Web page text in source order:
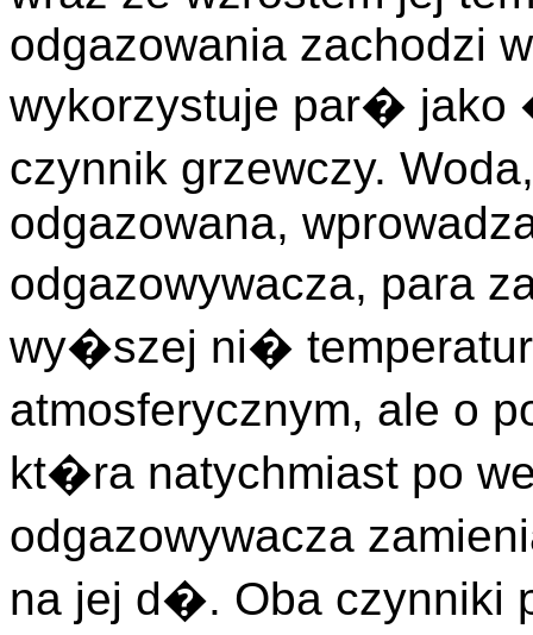
odgazowania zachodzi
wykorzystuje par� jako
czynnik grzewczy.
odgazowana,
odgazowywacza, para
wy�szej ni�
atmosferycznym, ale o
kt�ra natychmiast po
odgazowywacza
na jej d�. Oba